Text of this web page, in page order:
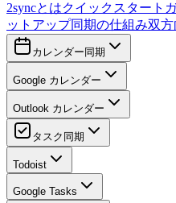
2syncとはクイックスタート
ットアップ同期の仕組み双方
カレンダー同期
Google カレンダー
Outlook カレンダー
タスク同期
Todoist
Google Tasks